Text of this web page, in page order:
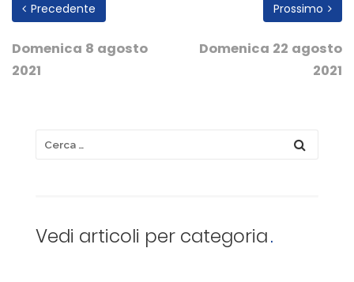
Precedente
Domenica 8 agosto
2021
Prossimo
Domenica 22 agosto
2021
Vedi articoli per categoria